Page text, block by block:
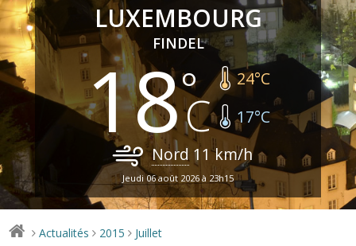
LUXEMBOURG
FINDEL
18 24°C
17°C
Nord 11km/h
Jeudi 06 août 2026 à 23h15
> Actualités > 2015 > Juillet